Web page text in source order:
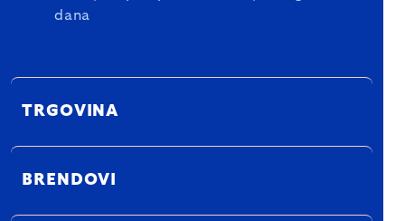
dana
TRGOVINA
BRENDOVI